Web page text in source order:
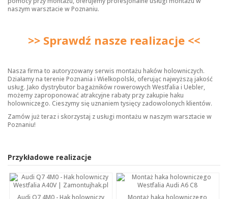
naszym warsztacie w Poznaniu.
>> Sprawdź nasze realizacje <<
Nasza firma to autoryzowany serwis montażu haków holowniczych.
Działamy na terenie Poznania i Wielkopolski, oferując najwyższą jakość
usług. Jako dystrybutor bagażników rowerowych Westfalia i Uebler,
możemy zaproponować atrakcyjne rabaty przy zakupie haku
holowniczego. Cieszymy się uznaniem tysięcy zadowolonych klientów.
Zamów już teraz i skorzystaj z usługi montażu w naszym warsztacie w
Poznaniu!
Przykładowe realizacje
Audi Q7 4M0 - Hak holowniczy
Montaż haka holowniczego